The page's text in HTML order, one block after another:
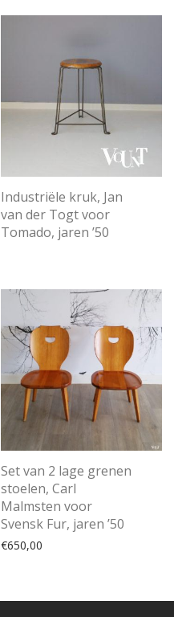
Industriële kruk, Jan
van der Togt voor
Tomado, jaren ’50
Set van 2 lage grenen
stoelen, Carl
Malmsten voor
Svensk Fur, jaren ’50
€650,00